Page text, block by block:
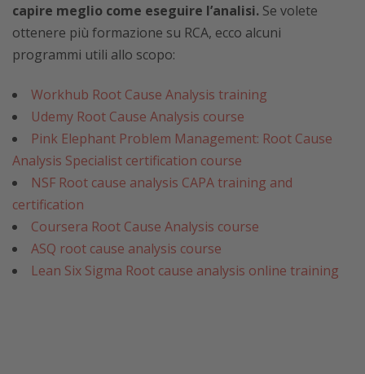
capire meglio come eseguire l’analisi. Se volete
ottenere più formazione su RCA, ecco alcuni
programmi utili allo scopo:
Workhub Root Cause Analysis training
Udemy Root Cause Analysis course
Pink Elephant Problem Management: Root Cause
Analysis Specialist certification course
NSF Root cause analysis CAPA training and
certification
Coursera Root Cause Analysis course
ASQ root cause analysis course
Lean Six Sigma Root cause analysis online training